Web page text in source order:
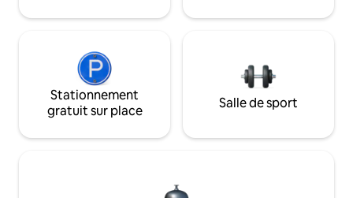
Stationnement
gratuit sur place
Salle de sport